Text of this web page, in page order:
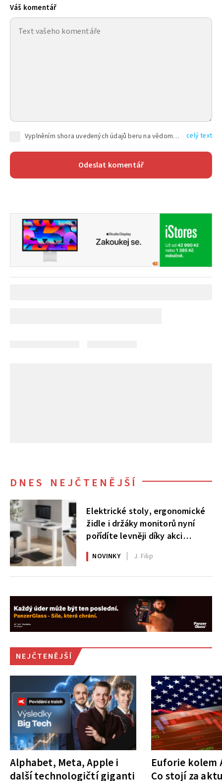
Váš komentář
Vyplněním shora uvedených údajů beru na vědomí, že společnost TEXT FACTORY s.r.o., sídlem Brno, Durďákova 336/29, Černá Pole, PSČ: 613 00, IČ: 06157831, zapsané u Krajského soudu v Brně, oddíl C, vložka 100399, bude zpracovávat mé osobní údaje uvedené v rámci mnou vyplněného registračního formuláře na základě oprávněných zájmů TEXT FACTORY s.r.o. dle čl. 6 odst. 1 písm. f) GDPR a pro splnění právních povinností (čl. 6 odst. 1 písm. c) GDPR), a to pro tyto účely: nezbytnost zajistit oprávnění návštěvníka webových stránek provozovaných společností TEXT FACTORY s.r.o. přispívat aktivně ke zveřejněným článkům nebo v rámci diskusních fór a výkon práv TEXT FACTORY s.r.o. jako administrátora těchto diskusních fór. Více informací o zpracování osobních údajů a právech lze nalézt v celý text
DNES NEJČTENĚJŠÍ
Elektrické stoly, ergonomické
židle i držáky monitorů nyní
pořídíte levněji díky akci
AlzaErgo
NOVINKY J. Filip
NEJČTENĚJŠÍ
Alphabet, Meta, Apple i
další technologičtí giganti
Euforie kolem
Co stojí za